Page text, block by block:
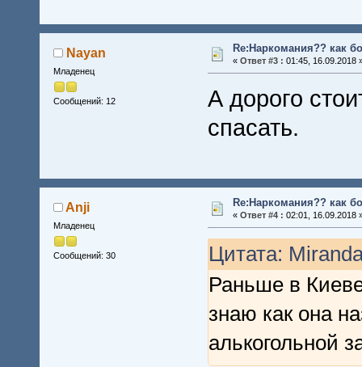
Nayan
Младенец
Сообщений: 12
Re:Наркомания?? как
« Ответ #3 : 01:45, 16.09.2018
А дорого
спасать.
Anji
Младенец
Сообщений: 30
Re:Наркомания?? как
« Ответ #4 : 02:01, 16.09.2018
Цитата:
Раньше в
знаю как она
алькогольной